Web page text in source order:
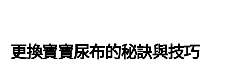
更換寶寶尿布的秘訣與技巧